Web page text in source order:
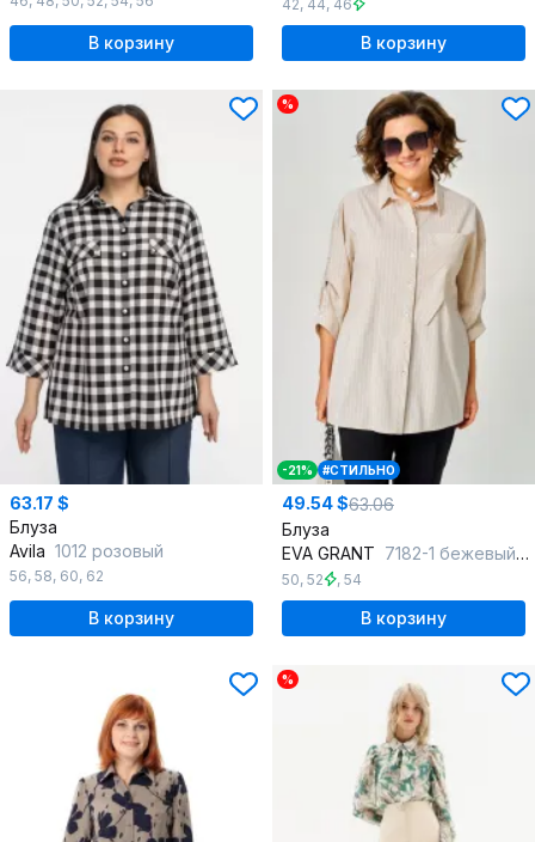
В корзину
42, 44, 46
В корзину
63.17 $
Блуза
Avila 1012 розовый
56, 58, 60, 62
В корзину
%
-21% #СТИЛЬНО
49.54 $63.06
Блуза
EVA GRANT 7182-1 бежевый_полоска
50, 52 , 54
В корзину
%